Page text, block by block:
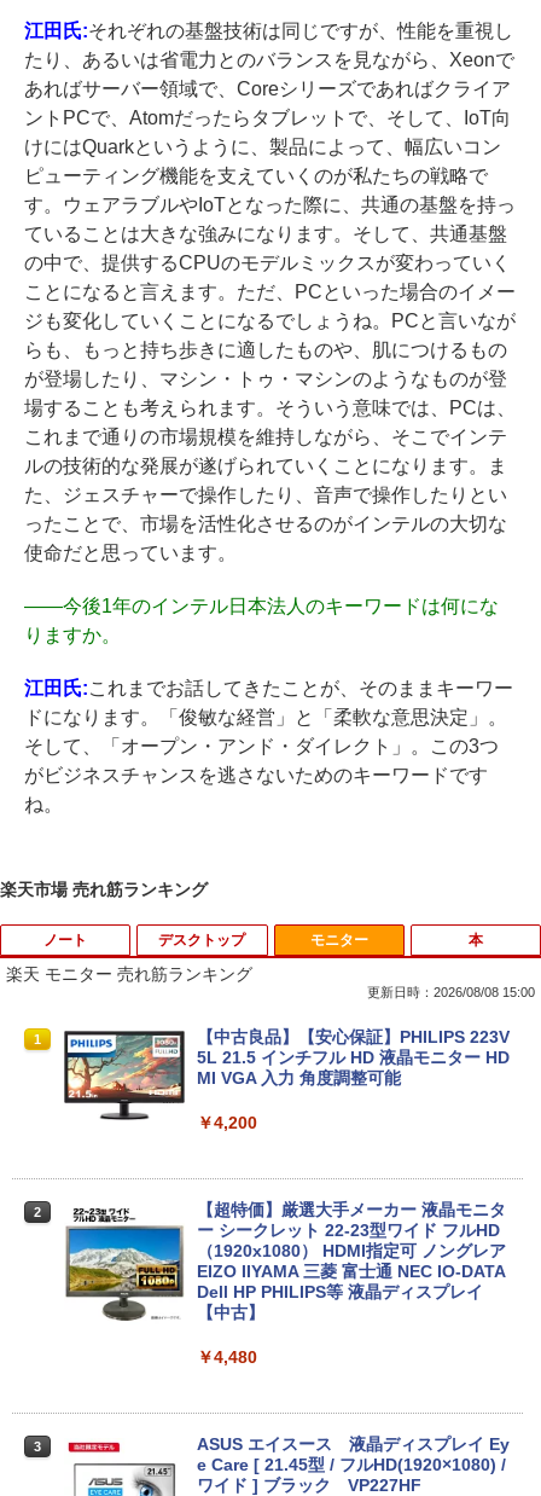
江田氏:それぞれの基盤技術は同じですが、性能を重視し
たり、あるいは省電力とのバランスを見ながら、Xeonで
あればサーバー領域で、Coreシリーズであればクライア
ントPCで、Atomだったらタブレットで、そして、IoT向
けにはQuarkというように、製品によって、幅広いコン
ピューティング機能を支えていくのが私たちの戦略で
す。ウェアラブルやIoTとなった際に、共通の基盤を持っ
ていることは大きな強みになります。そして、共通基盤
の中で、提供するCPUのモデルミックスが変わっていく
ことになると言えます。ただ、PCといった場合のイメー
ジも変化していくことになるでしょうね。PCと言いなが
らも、もっと持ち歩きに適したものや、肌につけるもの
が登場したり、マシン・トゥ・マシンのようなものが登
場することも考えられます。そういう意味では、PCは、
これまで通りの市場規模を維持しながら、そこでインテ
ルの技術的な発展が遂げられていくことになります。ま
た、ジェスチャーで操作したり、音声で操作したりとい
ったことで、市場を活性化させるのがインテルの大切な
使命だと思っています。
――今後1年のインテル日本法人のキーワードは何にな
りますか。
江田氏:これまでお話してきたことが、そのままキーワー
ドになります。「俊敏な経営」と「柔軟な意思決定」。
そして、「オープン・アンド・ダイレクト」。この3つ
がビジネスチャンスを逃さないためのキーワードです
ね。
楽天市場 売れ筋ランキング
ノート
1
■新品■Panasonic Let's note CF-SZ5 C
F-SZ6 CF-SV1 CF-SV2 CF-SV7 CF-SV8
CF-SV9 日本語キーボード
￥4,620
2
【期間限定破格金額！】新生活 新古品 W
in11搭載 パソコンノートパソコンoffice
付き 初心者向けノートPC 初期設定済 1
5.6型 インテル高速CPU ランダムで発送
メモリ4GB～ 高速SSD1TB 最大 フルHD
Webカメラ zoom 軽量薄型 無線 型番更
【マラソンP5倍/10%オフクーポン】中古
ノートパソコン Dell Latitude 7380 第6
デスクトップ モニター
楽天 モニター 売れ筋ランキング
更新日時：2026/08/08 15:00
1
【中古良品】【安心保証】PHILIPS 223V
5L 21.5 インチフル HD 液晶モニター HD
MI VGA 入力 角度調整可能
￥4,200
2
【超特価】厳選大手メーカー 液晶モニタ
ー シークレット 22-23型ワイド フルHD
（1920x1080） HDMI指定可 ノングレア
EIZO IIYAMA 三菱 富士通 NEC IO-DATA
Dell HP PHILIPS等 液晶ディスプレイ
【中古】
￥4,480
3
ASUS エイスース 液晶ディスプレイ Ey
e Care [ 21.45型 / フルHD(1920×1080) /
ワイド ] ブラック VP227HF
本